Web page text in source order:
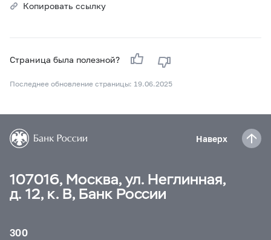
Копировать ссылку
Страница была полезной?
Последнее обновление страницы: 19.06.2025
Наверх
107016, Москва, ул. Неглинная,
д. 12, к. В, Банк России
300